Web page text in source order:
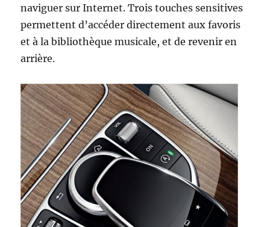
naviguer sur Internet. Trois touches sensitives
permettent d’accéder directement aux favoris
et à la bibliothèque musicale, et de revenir en
arrière.